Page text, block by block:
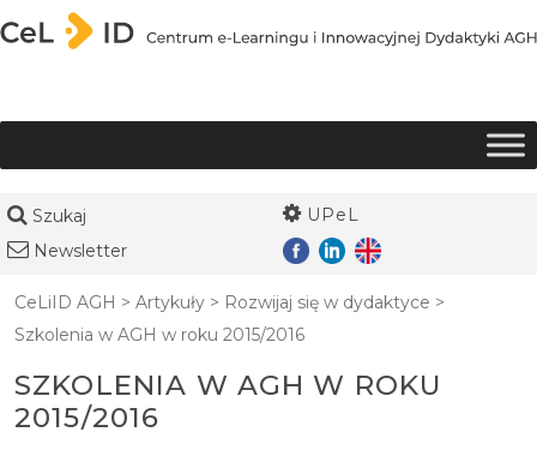
Przejdź do treści
Szukaj
UPeL
Newsletter
CeLiID AGH > Artykuły > Rozwijaj się w dydaktyce >
Szkolenia w AGH w roku 2015/2016
SZKOLENIA W AGH W ROKU
2015/2016